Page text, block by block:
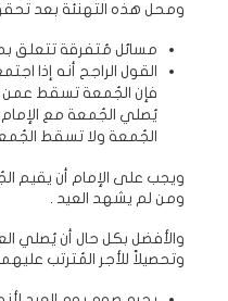
ومحل هذه التهنئة بعد
مسائل مُتفرقة تتعلق
القول الراجح أنه إذا
فإن الجُمعة تسقط عمن
يُصلي الجُمعة مع
الجُمعة ولا تسقط
ويجب على الإمام أن يقيم
ومن لم يشهد العيد .
والأفضل بكل حال أن يُصلي
وتحصيلاً للأجر المُترتب